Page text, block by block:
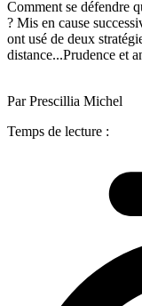
Comment se défendre
? Mis en cause
ont usé de deux
distance...Prudence et
Par Prescillia Michel
Temps de lecture :